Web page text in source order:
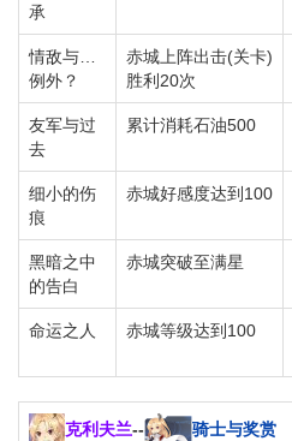
承
情敌与…
例外？
赤城上阵出击(关卡)
胜利20次
友军与过
去
累计消耗石油500
细小的伤
痕
赤城好感度达到100
黑暗之中
的告白
赤城突破至满星
命运之人 赤城等级达到100
克利夫兰-- 骑士与奖赏